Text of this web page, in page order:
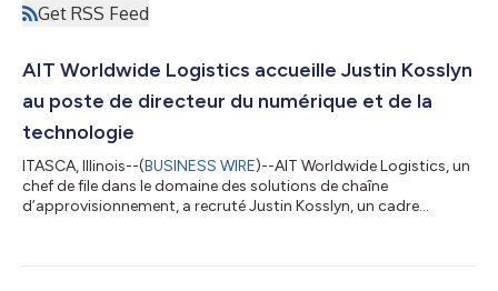
Get RSS Feed
AIT Worldwide Logistics accueille Justin Kosslyn
au poste de directeur du numérique et de la
technologie
ITASCA, Illinois--(BUSINESS WIRE)--AIT Worldwide Logistics, un
chef de file dans le domaine des solutions de chaîne
d’approvisionnement, a recruté Justin Kosslyn, un cadre
cadre de ce poste nouvellement créé, M. Kosslyn rendra